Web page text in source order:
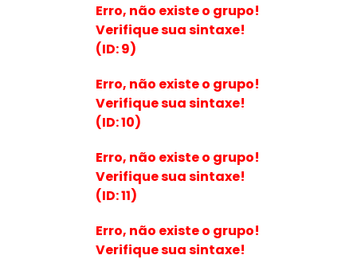
Erro, não existe o grupo!
Verifique sua sintaxe!
(ID: 9)
Erro, não existe o grupo!
Verifique sua sintaxe!
(ID: 10)
Erro, não existe o grupo!
Verifique sua sintaxe!
(ID: 11)
Erro, não existe o grupo!
Verifique sua sintaxe!